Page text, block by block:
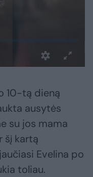
10-tą dieną
ausytės
su jos mama
šį kartą
Evelina po
toliau.